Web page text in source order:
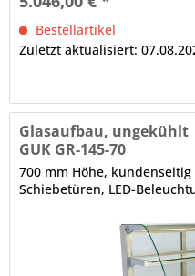
elektrische Verkabelung, im
Bestellartikel
Zuletzt aktualisiert:
Glasaufbau, ungekühlt
GUK GR-145-70
700 mm Höhe,
Schiebetüren, LED-